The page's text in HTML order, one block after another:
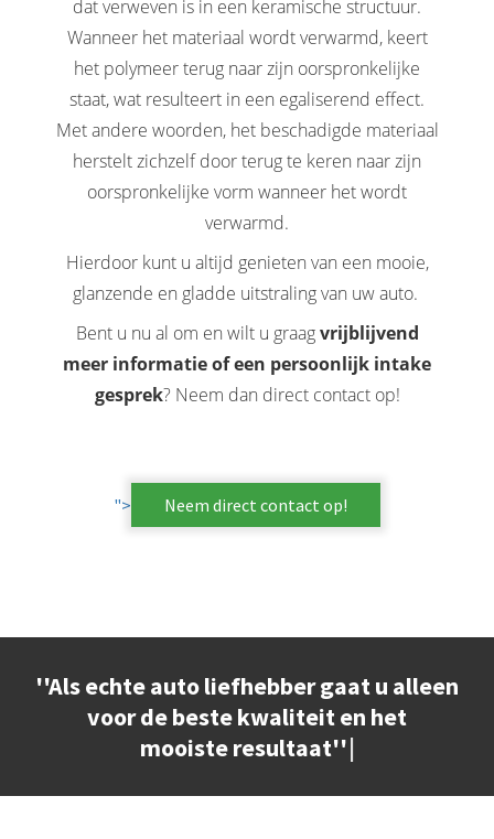
dat verweven is in een keramische structuur.
Wanneer het materiaal wordt verwarmd, keert
het polymeer terug naar zijn oorspronkelijke
staat, wat resulteert in een egaliserend effect.
Met andere woorden, het beschadigde materiaal
herstelt zichzelf door terug te keren naar zijn
oorspronkelijke vorm wanneer het wordt
verwarmd.
Hierdoor kunt u altijd genieten van een mooie,
glanzende en gladde uitstraling van uw auto.
Bent u nu al om en wilt u graagvrijblijvend
meer informatie of een persoonlijk intake
gesprek? Neem dan direct contact op!
"> Neem direct contact op!
''Alsechteautoliefhebbergaatu alleen
voordebestekwaliteiten het
mooisteresultaat''